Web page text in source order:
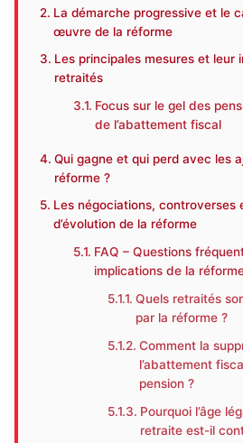
La démarche progressive et le
œuvre de la réforme
Les principales mesures et leur
retraités
Focus sur le gel des
de l’abattement fiscal
Qui gagne et qui perd avec les
réforme ?
Les négociations, controverses
d’évolution de la réforme
FAQ – Questions
implications de la
Quels retraités
par la réforme ?
Comment la
l’abattement
pension ?
Pourquoi l’âge
retraite est-il